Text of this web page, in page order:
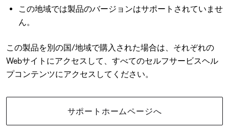
この地域では製品のバージョンはサポートされていませ
ん。
この製品を別の国/地域で購入された場合は、それぞれの
Webサイトにアクセスして、すべてのセルフサービスヘル
プコンテンツにアクセスしてください。
サポートホームページへ